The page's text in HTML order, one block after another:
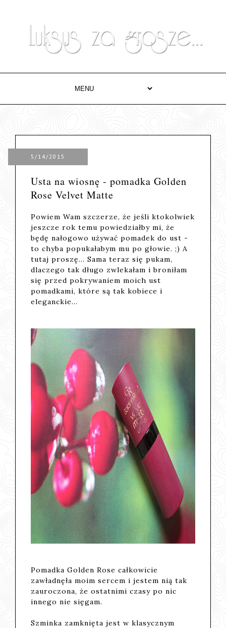
5/14/2015
Usta na wiosnę - pomadka Golden
Rose Velvet Matte
Powiem Wam szczerze, że jeśli ktokolwiek
jeszcze rok temu powiedziałby mi, że
będę nałogowo używać pomadek do ust -
to chyba popukałabym mu po głowie. ;) A
tutaj proszę... Sama teraz się pukam,
dlaczego tak długo zwlekałam i broniłam
się przed pokrywaniem moich ust
pomadkami, które są tak kobiece i
eleganckie...
Pomadka Golden Rose całkowicie
zawładnęła moim sercem i jestem nią tak
zauroczona, że ostatnimi czasy po nic
innego nie sięgam.
Szminka zamknięta jest w klasycznym